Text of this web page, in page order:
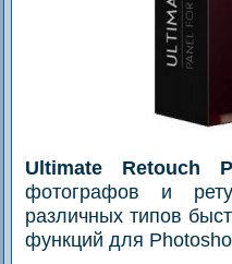
Ultimate Retouch
фотографов и
различных типов
функций для